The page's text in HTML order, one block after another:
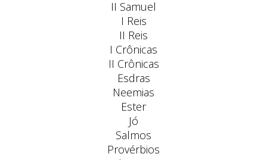
II Samuel
I Reis
II Reis
I Crônicas
II Crônicas
Esdras
Neemias
Ester
Jó
Salmos
Provérbios